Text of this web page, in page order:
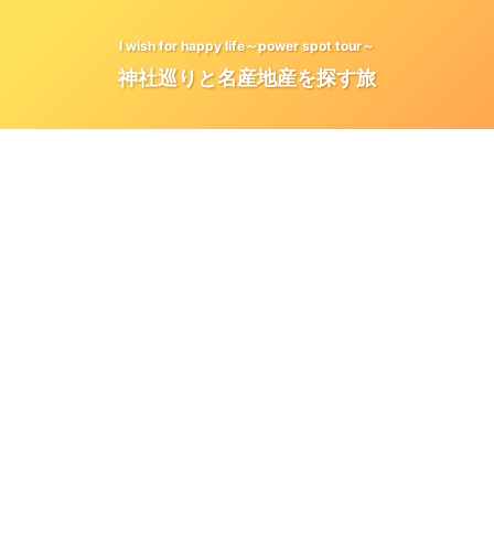
I wish for happy life～power spot tour～
神社巡りと名産地産を探す旅